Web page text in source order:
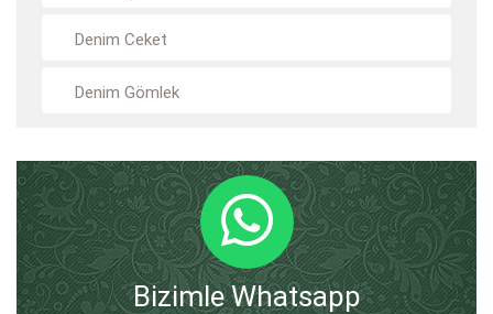
Denim Ceket
Denim Gömlek
Bizimle Whatsapp